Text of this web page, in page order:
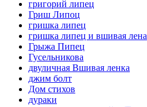
григорий липец
Гриш Липоц
гришка липец
гришка липец и вшивая лена
Грыжа Пипец
Гусельникова
двуличная Вшивая ленка
джим болт
Дом стихов
дураки